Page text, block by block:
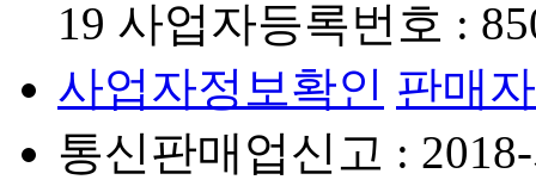
19 사업자등록번호 :
사업자정보확인 판매
통신판매업신고 :